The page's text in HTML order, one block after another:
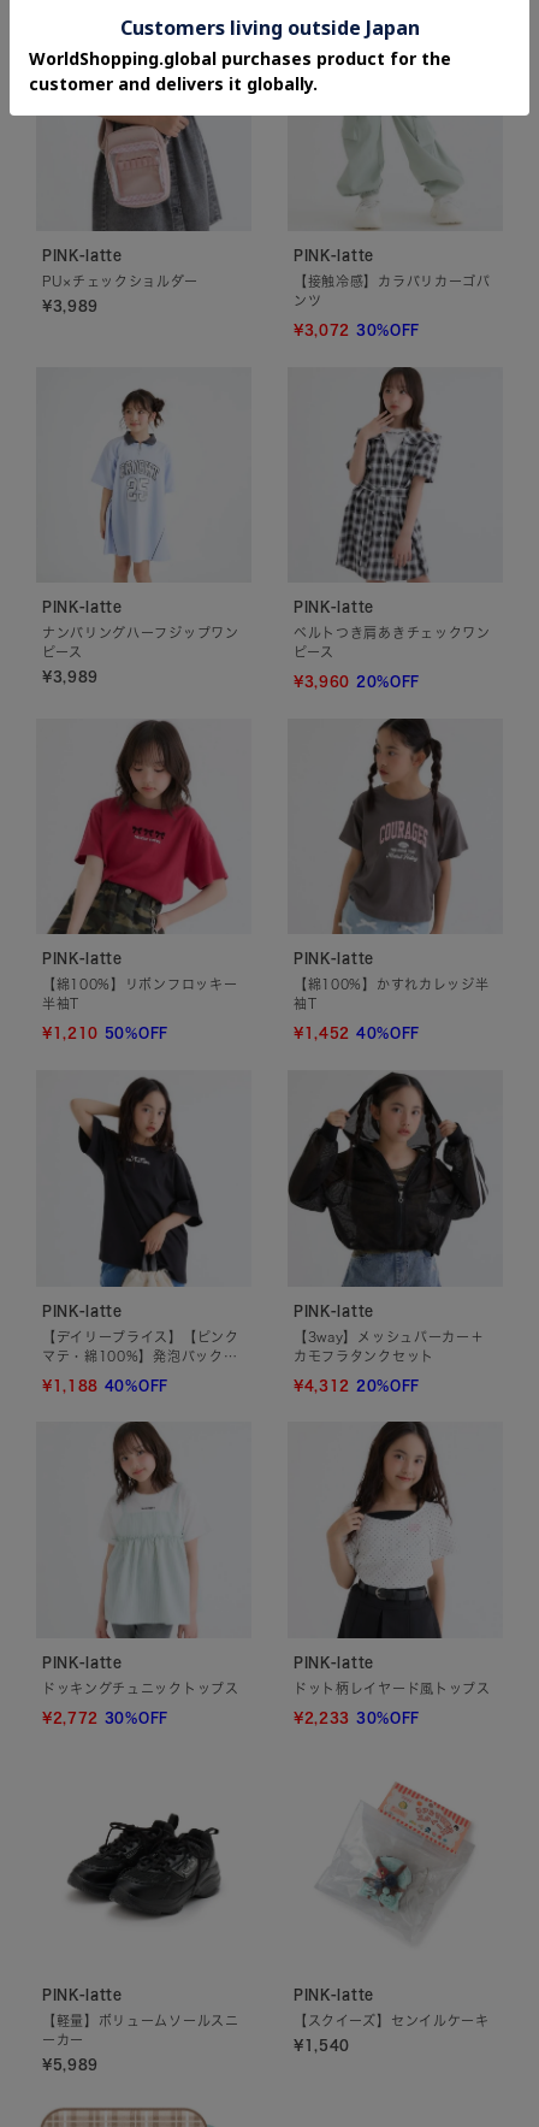
PINK-latte
PU×チェックショルダー
¥3,989
PINK-latte
【接触冷感】カラバリカーゴパ
ンツ
¥3,072 30%OFF
PINK-latte
ナンバリングハーフジップワン
ピース
¥3,989
PINK-latte
ベルトつき肩あきチェックワン
ピース
¥3,960 20%OFF
PINK-latte
【綿100%】リボンフロッキー
半袖T
¥1,210 50%OFF
PINK-latte
【綿100%】かすれカレッジ半
袖T
¥1,452 40%OFF
PINK-latte
【デイリープライス】【ピンク
マテ・綿100%】発泡バックロ
¥1,188 40%OFF
PINK-latte
【3way】メッシュパーカー＋
カモフラタンクセット
¥4,312 20%OFF
PINK-latte
ドッキングチュニックトップス
¥2,772 30%OFF
PINK-latte
ドット柄レイヤード風トップス
¥2,233 30%OFF
PINK-latte
【軽量】ボリュームソールスニ
ーカー
¥5,989
PINK-latte
【スクイーズ】センイルケーキ
¥1,540